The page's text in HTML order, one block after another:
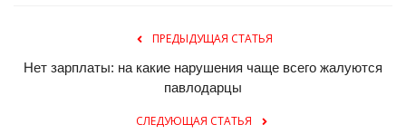
ПРЕДЫДУЩАЯ СТАТЬЯ
Нет зарплаты: на какие нарушения чаще всего жалуются
павлодарцы
СЛЕДУЮЩАЯ СТАТЬЯ